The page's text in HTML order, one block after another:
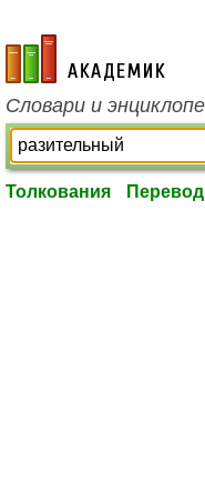
academic.ru
Словари и
Толкования